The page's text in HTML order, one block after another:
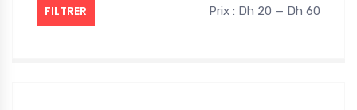
FILTRER Prix : Dh 20 — Dh 60